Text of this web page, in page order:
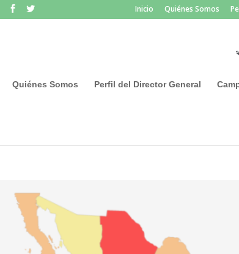
Inicio Quiénes Somos
Quiénes Somos Perfil del Director General